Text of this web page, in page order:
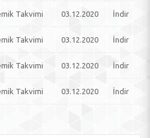
Takvimi 03.12.2020 İndir
Takvimi 03.12.2020 İndir
Takvimi 03.12.2020 İndir
Takvimi 03.12.2020 İndir